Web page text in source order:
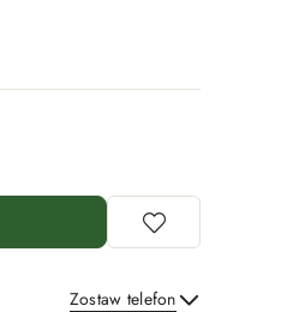
Zostaw telefon